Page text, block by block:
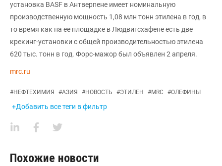
установка BASF в Антверпене имеет номинальную
производственную мощность 1,08 млн тонн этилена в год, в
то время как на ее площадке в Людвигсхафене есть две
крекинг-установки с общей производительностью этилена
620 тыс. тонн в год. Форс-мажор был объявлен 2 апреля.
mrc.ru
#НЕФТЕХИМИЯ #АЗИЯ #НОВОСТЬ #ЭТИЛЕН #MRC #ОЛЕФИНЫ
+Добавить все теги в фильтр
Похожие новости